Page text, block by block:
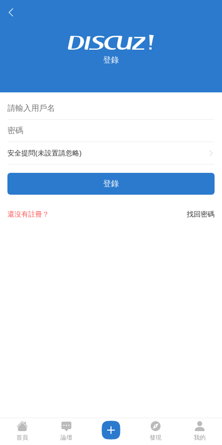
登錄
安全提問(未設置請忽略)
登錄
找回密碼
還沒有註冊？
首頁 論壇 發現 我的